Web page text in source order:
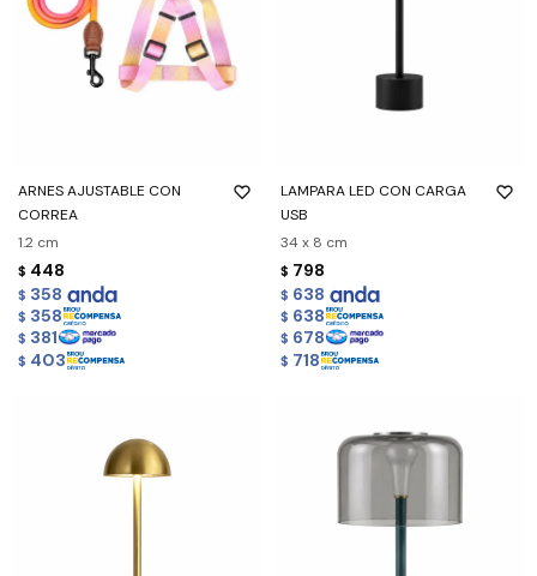
ARNES AJUSTABLE CON
CORREA
1.2 cm
$ 448
$ 358
$ 358
$ 381
$ 403
LAMPARA LED CON CARGA
USB
34 x 8 cm
$ 798
$ 638
$ 638
$ 678
$ 718